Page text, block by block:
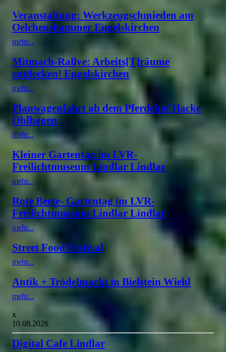
Veranstaltung: Werkzeugschmieden am
Oelchenshammer Engelskirchen
mehr...
Mitmach-Rallye: Arbeits[T]räume
entdecken! Engelskirchen
mehr...
Planwagenfahrt ab dem Pferdehof Hacke
Ohlhagen
mehr...
Kleiner Gartentag im LVR-
Freilichtmuseum Lindlar Lindlar
mehr...
Rote Beete- Gartentag im LVR-
Freilichtmuseum Lindlar Lindlar
mehr...
Street Food Festival
mehr...
Antik + Trödelmarkt in Bielstein Wiehl
mehr...
x
10.08.2026
Digital Cafe Lindlar